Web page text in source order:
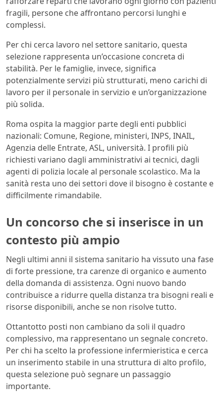
fragili, persone che affrontano percorsi lunghi e
complessi.
Per chi cerca lavoro nel settore sanitario, questa
selezione rappresenta un’occasione concreta di
stabilità. Per le famiglie, invece, significa
potenzialmente servizi più strutturati, meno carichi di
lavoro per il personale in servizio e un’organizzazione
più solida.
Roma ospita la maggior parte degli enti pubblici
nazionali: Comune, Regione, ministeri, INPS, INAIL,
Agenzia delle Entrate, ASL, università. I profili più
richiesti variano dagli amministrativi ai tecnici, dagli
agenti di polizia locale al personale scolastico. Ma la
sanità resta uno dei settori dove il bisogno è costante e
difficilmente rimandabile.
Un concorso che si inserisce in un
contesto più ampio
Negli ultimi anni il sistema sanitario ha vissuto una fase
di forte pressione, tra carenze di organico e aumento
della domanda di assistenza. Ogni nuovo bando
contribuisce a ridurre quella distanza tra bisogni reali e
risorse disponibili, anche se non risolve tutto.
Ottantotto posti non cambiano da soli il quadro
complessivo, ma rappresentano un segnale concreto.
Per chi ha scelto la professione infermieristica e cerca
un inserimento stabile in una struttura di alto profilo,
questa selezione può segnare un passaggio
importante.